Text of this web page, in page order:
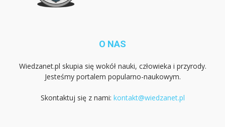
O NAS
Wiedzanet.pl skupia się wokół nauki, człowieka i przyrody.
Jesteśmy portalem popularno-naukowym.
Skontaktuj się z nami: kontakt@wiedzanet.pl